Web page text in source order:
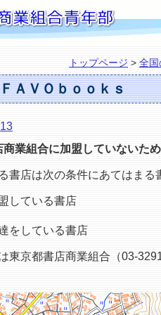
トップページ > 全国
ＡＶＯｂｏｏｋｓ
商業組合に加盟していないた
書店は次の条件にあてはまる
している書店
をしている書店
東京都書店商業組合（03-